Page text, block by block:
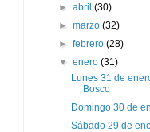
►abril(30)
►marzo(32)
►febrero(28)
▼enero(31)
Lunes 31 de
Bosco
Domingo 30 de
Sábado 29 de